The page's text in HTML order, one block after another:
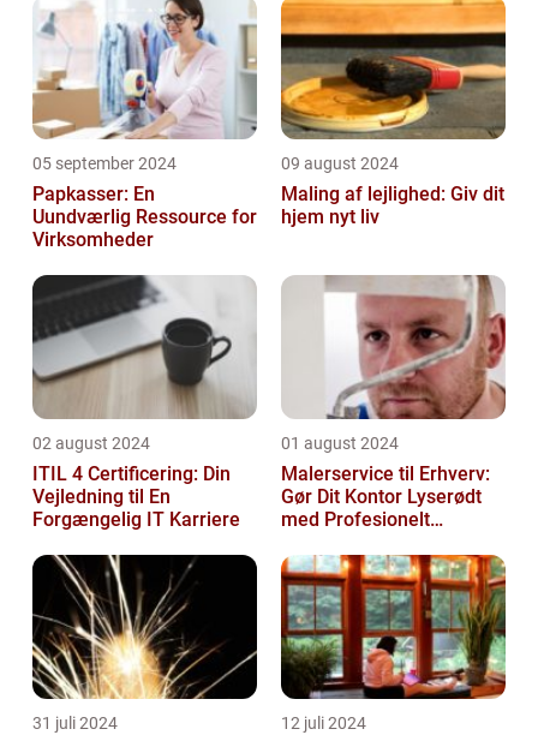
05 september 2024
Papkasser: En
Uundværlig Ressource for
Virksomheder
09 august 2024
Maling af lejlighed: Giv dit
hjem nyt liv
02 august 2024
ITIL 4 Certificering: Din
Vejledning til En
Forgængelig IT Karriere
01 august 2024
Malerservice til Erhverv:
Gør Dit Kontor Lyserødt
med Profesionelt
31 juli 2024 12 juli 2024